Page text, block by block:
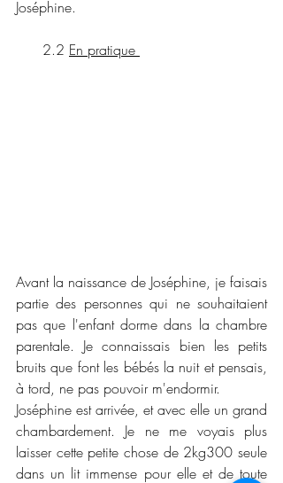
Joséphine.
      2.2
En pratique
Avant la naissance de Joséphine, je faisais
partie des personnes qui ne souhaitaient
pas que l'enfant dorme dans la chambre
parentale. Je connaissais bien les petits
bruits que font les bébés la nuit et pensais,
à tord, ne pas pouvoir m'endormir.
Joséphine est arrivée, et avec elle un grand
chambardement. Je ne me voyais plus
laisser cette petite chose de 2kg300 seule
dans un lit immense pour elle et de toute